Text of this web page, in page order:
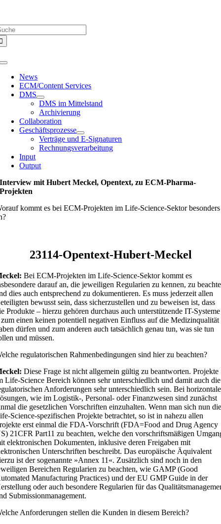
springen
Toggle
Navigation
News
ECM/Content Services
DMS
DMS im Mittelstand
Archivierung
Collaboration
Geschäftsprozesse
Verträge und E-Signaturen
Rechnungsverarbeitung
Input
Output
Interview mit Hubert Meckel, Opentext, zu ECM-Pharma-
Projekten
kommt es bei ECM-Projekten im Life-Science-Sektor besonders
23114-Opentext-Hubert-Meckel
Bei ECM-Projekten im Life-Science-Sektor kommt es
darauf an, die jeweiligen Regularien zu kennen, zu
dies auch entsprechend zu dokumentieren. Es muss jederzeit allen
bewusst sein, dass sicherzustellen und zu beweisen ist, dass
Produkte – hierzu gehören durchaus auch unterstützende IT-Systeme
einen keinen potentiell negativen Einfluss auf die Medizinqualität
dürfen und zum anderen auch tatsächlich genau tun, was sie tun
und müssen.
regulatorischen Rahmenbedingungen sind hier zu beachten?
Diese Frage ist nicht allgemein gültig zu beantworten. Projekte
Life-Science Bereich können sehr unterschiedlich und damit auch die
Anforderungen sehr unterschiedlich sein. Bei
wie im Logistik-, Personal- oder Finanzwesen sind zunächst
die gesetzlichen Vorschriften einzuhalten. Wenn man sich nun
Science-spezifischen Projekte betrachtet, so ist in nahezu allen
erst einmal die FDA-Vorschrift (FDA=Food and Drug Agency
21CFR Part11 zu beachten, welche den vorschriftsmäßigen
elektronischen Dokumenten, inklusive deren Freigaben mit
Unterschriften beschreibt. Das europäische Äquivalent
ist der sogenannte »Annex 11«. Zusätzlich sind noch in den
Bereichen Regularien zu beachten, wie GAMP (Good
Manufacturing Practices) und der EU GMP Guide in der
oder auch besondere Regularien für das
Submissionmanagement.
Anforderungen stellen die Kunden in diesem Bereich?